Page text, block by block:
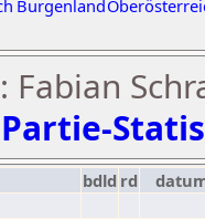
Burgenland
Fabian
bdld rd